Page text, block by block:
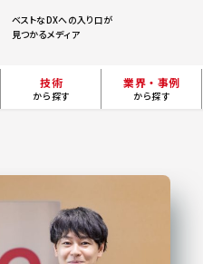
ベストなDXへの入り口が
見つかるメディア
技術
から探す
業界・事例
から探す